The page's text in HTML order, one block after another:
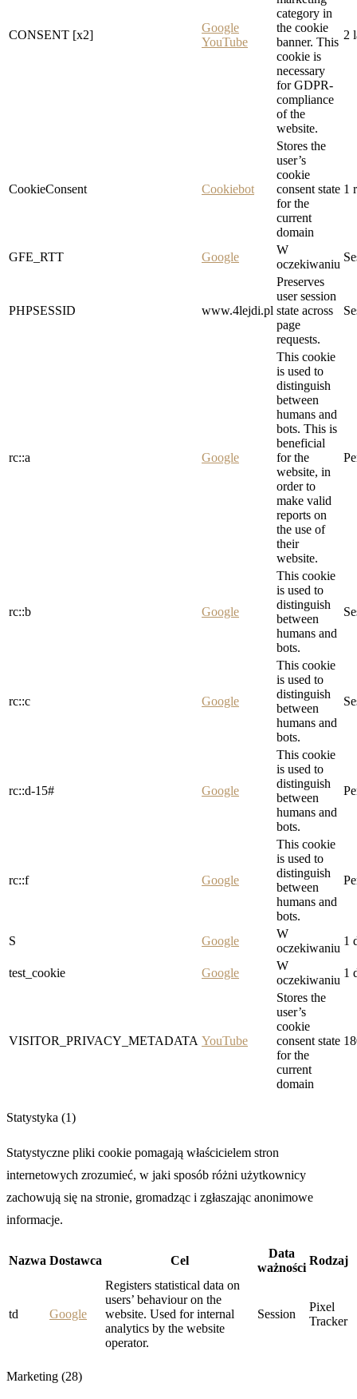
CONSENT [x2]
Google
YouTube
category in
the cookie
banner. This
cookie is
necessary
for GDPR-
compliance
of the
website.
2
CookieConsent Cookiebot
Stores the
user’s
cookie
consent state
for the
current
domain
1
GFE_RTT Google
W
oczekiwaniu
PHPSESSID www.4lejdi.pl
Preserves
user session
state across
page
requests.
rc::a Google
This cookie
is used to
distinguish
between
humans and
bots. This is
beneficial
for the
website, in
order to
make valid
reports on
the use of
their
website.
rc::b Google
This cookie
is used to
distinguish
between
humans and
bots.
rc::c Google
This cookie
is used to
distinguish
between
humans and
bots.
rc::d-15# Google
This cookie
is used to
distinguish
between
humans and
bots.
rc::f Google
This cookie
is used to
distinguish
between
humans and
bots.
S Google
W
oczekiwaniu
1
test_cookie Google
W
oczekiwaniu
1
VISITOR_PRIVACY_METADATA YouTube
Stores the
user’s
cookie
consent state
for the
current
domain
Statystyka (1)
Statystyczne pliki cookie pomagają właścicielem stron
internetowych zrozumieć, w jaki sposób różni użytkownicy
zachowują się na stronie, gromadząc i zgłaszając anonimowe
informacje.
Nazwa Dostawca Cel
Data
ważności
Rodzaj
td Google
Registers statistical data on
users’ behaviour on the
website. Used for internal
analytics by the website
operator.
Session
Pixel
Tracker
Marketing (28)